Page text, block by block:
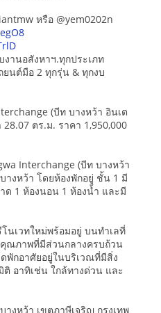
หรือ @yem0202n
านอสังหาฯ.ทุกประเภท
นต์มือ 2 ทุกรุ่น & ทุกงบ
(บีท บางหว้า อินเต
ตร.ม. ราคา 1,950,000
Interchange (บีท บางหว้า
างหว้า โดยห้องพักอยู่ ชั้น 1 มี
1 ห้องนอน 1 ห้องน้ำ และมี
นเวทใหม่พร้อมอยู่ บนทำเลที่
คุณภาพที่มีส่วนกลางครบถ้วน
พักอาศัยอยู่ในบริเวณที่มีสิ่ง
อาทิเช่น ใกล้ทางด่วน และ
งหว้า เขตภาษีเจริญ กุรงเทพ